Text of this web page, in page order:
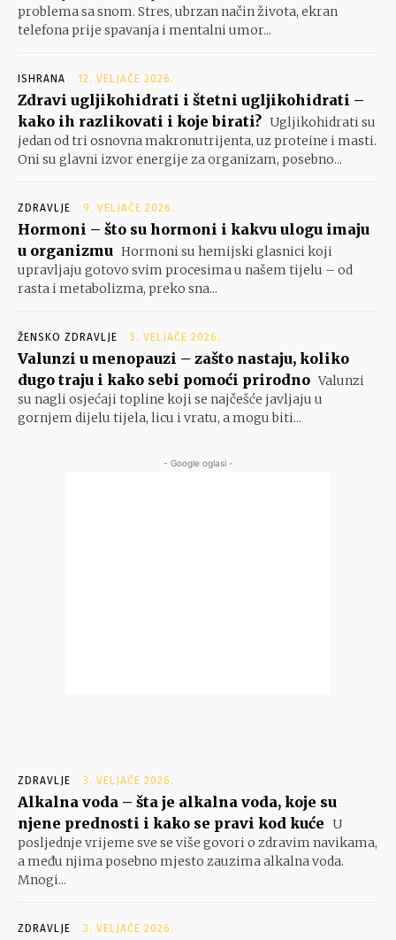
problema sa snom. Stres, ubrzan način života, ekran
telefona prije spavanja i mentalni umor...
ISHRANA 12. VELJAČE 2026.
Zdravi ugljikohidrati i štetni ugljikohidrati –
kako ih razlikovati i koje birati? Ugljikohidrati su
jedan od tri osnovna makronutrijenta, uz proteine i masti.
Oni su glavni izvor energije za organizam, posebno...
ZDRAVLJE 9. VELJAČE 2026.
Hormoni – što su hormoni i kakvu ulogu imaju
u organizmu Hormoni su hemijski glasnici koji
upravljaju gotovo svim procesima u našem tijelu – od
rasta i metabolizma, preko sna...
ŽENSKO ZDRAVLJE 5. VELJAČE 2026.
Valunzi u menopauzi – zašto nastaju, koliko
dugo traju i kako sebi pomoći prirodno Valunzi
su nagli osjećaji topline koji se najčešće javljaju u
gornjem dijelu tijela, licu i vratu, a mogu biti...
- Google oglasi -
ZDRAVLJE 3. VELJAČE 2026.
Alkalna voda – šta je alkalna voda, koje su
njene prednosti i kako se pravi kod kuće U
posljednje vrijeme sve se više govori o zdravim navikama,
a među njima posebno mjesto zauzima alkalna voda.
Mnogi...
ZDRAVLJE 3. VELJAČE 2026.